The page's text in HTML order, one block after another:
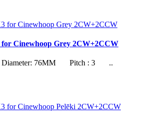
Cinewhoop Grey 2CW+2CCW
Diameter: 76MM Pitch : 3 ..